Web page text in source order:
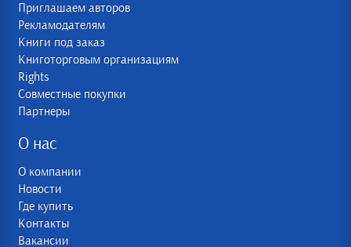
Приглашаем авторов
Рекламодателям
Книги под заказ
Книготорговым организациям
Rights
Совместные покупки
Партнеры
О нас
О компании
Новости
Где купить
Контакты
Вакансии